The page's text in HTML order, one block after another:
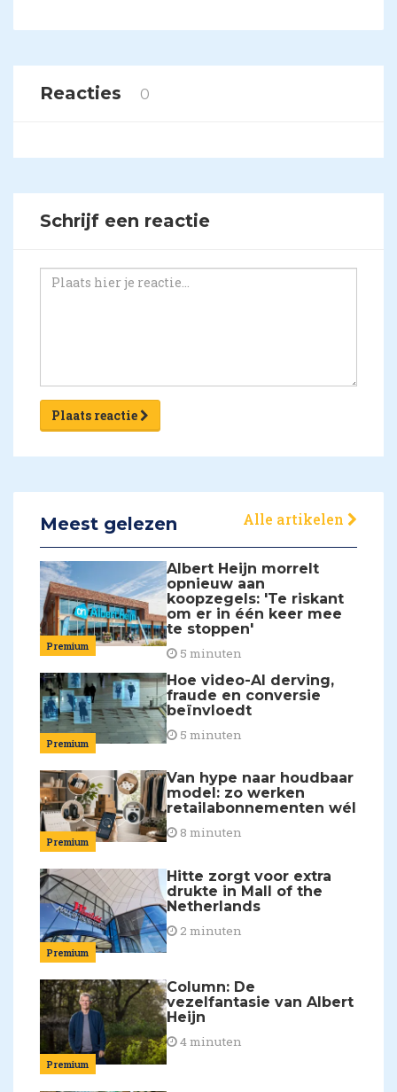
Reacties 0
Schrijf een reactie
Plaats reactie
Meest gelezen Alle artikelen
Premium
Albert Heijn morrelt
opnieuw aan
koopzegels: 'Te riskant
om er in één keer mee
te stoppen'
5 minuten
Premium
Hoe video-AI derving,
fraude en conversie
beïnvloedt
5 minuten
Premium
Van hype naar houdbaar
model: zo werken
retailabonnementen wél
8 minuten
Premium
Hitte zorgt voor extra
drukte in Mall of the
Netherlands
2 minuten
Premium
Column: De
vezelfantasie van Albert
Heijn
4 minuten